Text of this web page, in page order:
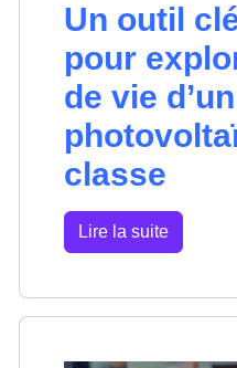
Un outil
pour
de vie
classe
Lire la suite